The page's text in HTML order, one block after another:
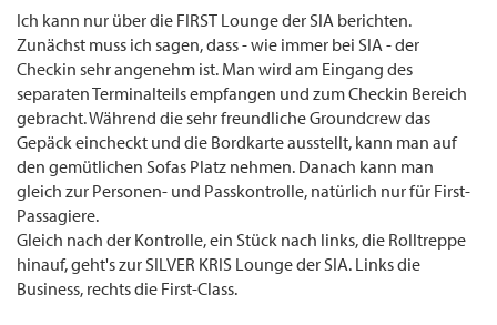
Ich kann nur über die FIRST Lounge der SIA berichten.
Zunächst muss ich sagen, dass - wie immer bei SIA - der
Checkin sehr angenehm ist. Man wird am Eingang des
separaten Terminalteils empfangen und zum Checkin Bereich
gebracht. Während die sehr freundliche Groundcrew das
Gepäck eincheckt und die Bordkarte ausstellt, kann man auf
den gemütlichen Sofas Platz nehmen. Danach kann man
gleich zur Personen- und Passkontrolle, natürlich nur für First-
Passagiere.
Gleich nach der Kontrolle, ein Stück nach links, die Rolltreppe
hinauf, geht's zur SILVER KRIS Lounge der SIA. Links die
Business, rechts die First-Class.